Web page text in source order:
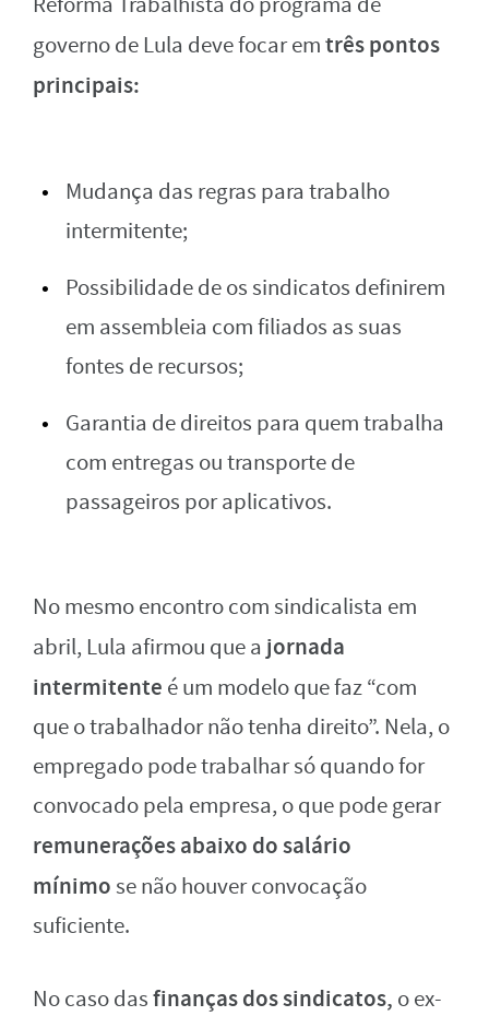
governo de Lula deve focar emtrês pontos
principais:
Mudança das regras para trabalho
intermitente;
Possibilidade de os sindicatos definirem
em assembleia com filiados as suas
fontes de recursos;
Garantia de direitos para quem trabalha
com entregas ou transporte de
passageiros por aplicativos.
No mesmo encontro com sindicalista em
abril, Lula afirmou que a jornada
intermitente é um modelo que faz “com
que o trabalhador não tenha direito”. Nela, o
empregado pode trabalhar só quando for
convocado pela empresa, o que pode gerar
remunerações abaixo do salário
mínimose não houver convocação
suficiente.
No caso dasfinanças dos sindicatos, o ex-